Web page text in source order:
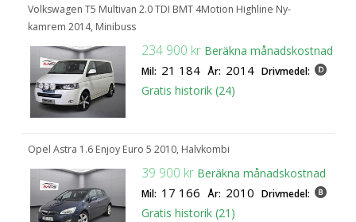
Volkswagen T5 Multivan 2.0 TDI BMT 4Motion Highline Ny-
kamrem 2014, Minibuss
234 900 kr Beräkna månadskostnad
Mil: 21 184 År: 2014 Drivmedel:
Gratis historik (24)
Opel Astra 1.6 Enjoy Euro 5 2010, Halvkombi
39 900 kr Beräkna månadskostnad
Mil: 17 166 År: 2010 Drivmedel:
Gratis historik (21)